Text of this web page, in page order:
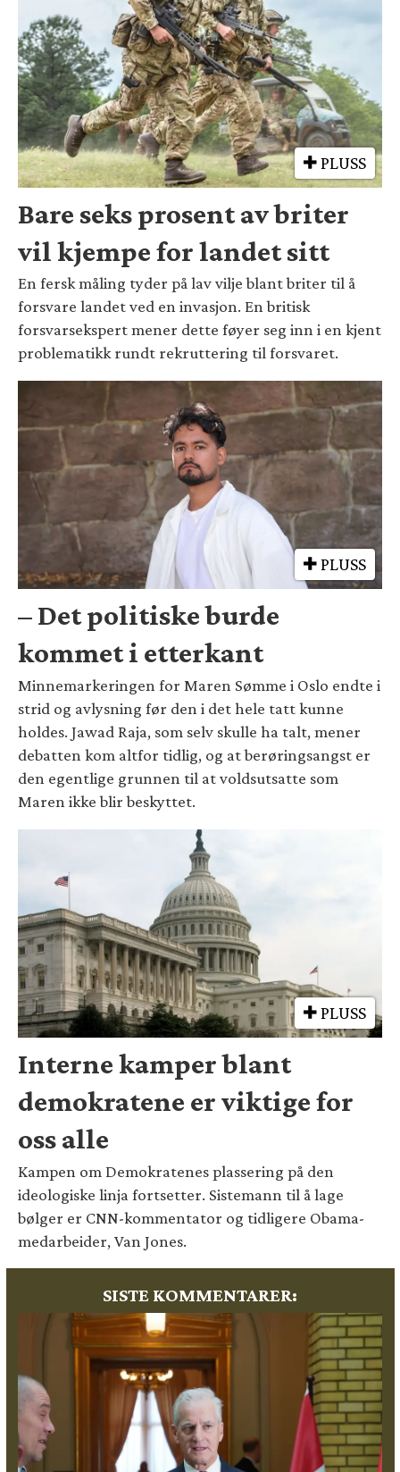
PLUSS
Bare seks prosent av briter
vil kjempe for landet sitt
En fersk måling tyder på lav vilje blant briter til å
forsvare landet ved en invasjon. En britisk
forsvarsekspert mener dette føyer seg inn i en kjent
problematikk rundt rekruttering til forsvaret.
PLUSS
– Det politiske burde
kommet i etterkant
Minnemarkeringen for Maren Sømme i Oslo endte i
strid og avlysning før den i det hele tatt kunne
holdes. Jawad Raja, som selv skulle ha talt, mener
debatten kom altfor tidlig, og at berøringsangst er
den egentlige grunnen til at voldsutsatte som
Maren ikke blir beskyttet.
PLUSS
Interne kamper blant
demokratene er viktige for
oss alle
Kampen om Demokratenes plassering på den
ideologiske linja fortsetter. Sistemann til å lage
bølger er CNN-kommentator og tidligere Obama-
medarbeider, Van Jones.
SISTE KOMMENTARER: